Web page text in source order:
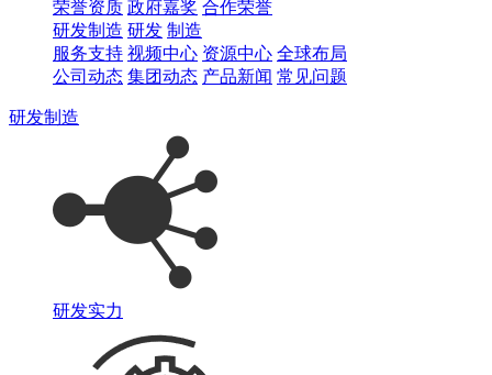
荣誉资质 政府嘉奖 合作荣誉
研发制造 研发 制造
服务支持 视频中心 资源中心 全球布局
公司动态 集团动态 产品新闻 常见问题
研发制造
研发实力